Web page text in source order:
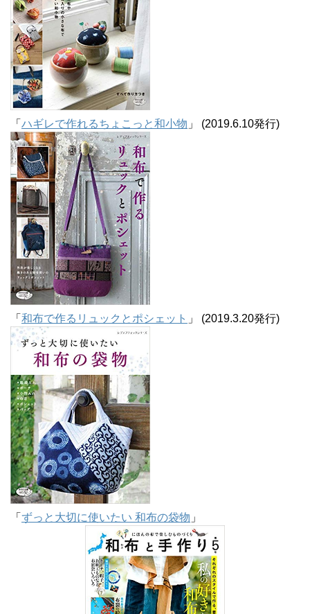
「 ハギレで作れるちょこっと和小物 」 (2019.6.10発行)
「 和布で作るリュックとポシェット 」 (2019.3.20発行)
「 ずっと大切に使いたい 和布の袋物 」